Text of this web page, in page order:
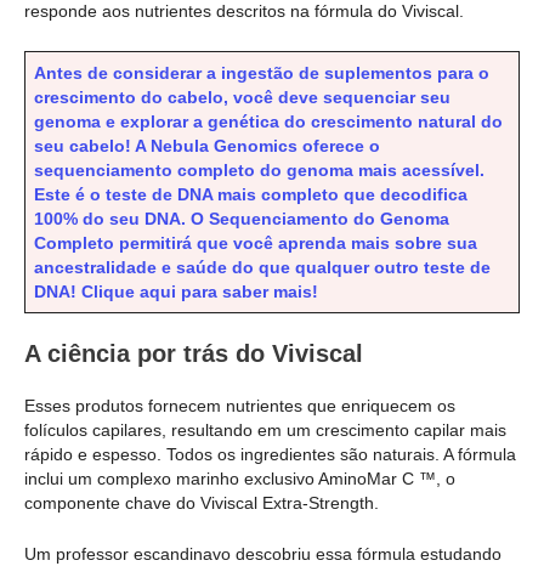
responde aos nutrientes descritos na fórmula do Viviscal.
Antes de considerar a ingestão de suplementos para o
crescimento do cabelo, você deve sequenciar seu
genoma e explorar a genética do crescimento natural do
seu cabelo! A Nebula Genomics oferece o
sequenciamento completo do genoma mais acessível.
Este é o teste de DNA mais completo que decodifica
100% do seu DNA. O Sequenciamento do Genoma
Completo permitirá que você aprenda mais sobre sua
ancestralidade e saúde do que qualquer outro teste de
DNA! Clique aqui para saber mais!
A ciência por trás do Viviscal
Esses produtos fornecem nutrientes que enriquecem os
folículos capilares, resultando em um crescimento capilar mais
rápido e espesso. Todos os ingredientes são naturais. A fórmula
inclui um complexo marinho exclusivo AminoMar C ™, o
componente chave do Viviscal Extra-Strength.
Um professor escandinavo descobriu essa fórmula estudando